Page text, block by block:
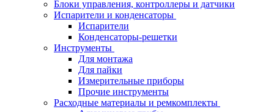
Блоки управления, контроллеры и датчики
Испарители и конденсаторы
Испарители
Конденсаторы-решетки
Инструменты
Для монтажа
Для пайки
Измерительные приборы
Прочие инструменты
Расходные материалы и ремкомплекты